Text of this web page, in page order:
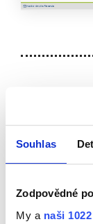
Souhlas
Zodpovědné
My a naši